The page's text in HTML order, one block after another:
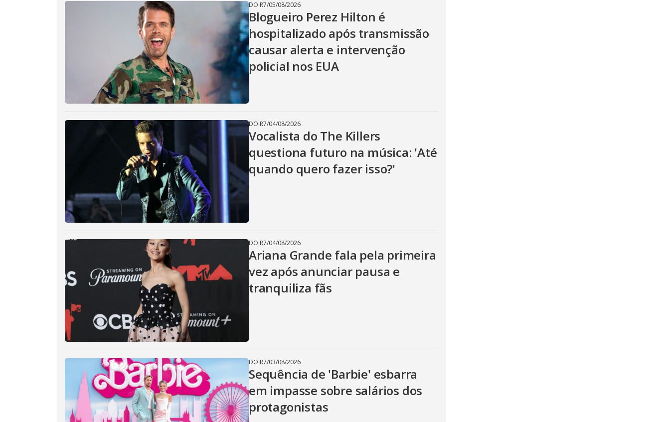
DO R7/05/08/2026
Blogueiro Perez Hilton é
hospitalizado após transmissão
causar alerta e intervenção
policial nos EUA
DO R7/04/08/2026
Vocalista do The Killers
questiona futuro na música: 'Até
quando quero fazer isso?'
DO R7/04/08/2026
Ariana Grande fala pela primeira
vez após anunciar pausa e
tranquiliza fãs
DO R7/03/08/2026
Sequência de 'Barbie' esbarra
em impasse sobre salários dos
protagonistas